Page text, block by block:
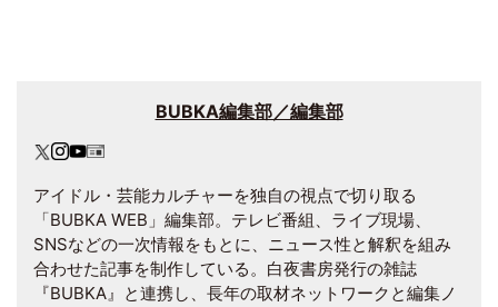
BUBKA編集部／編集部
アイドル・芸能カルチャーを独自の視点で切り取る
「BUBKA WEB」編集部。テレビ番組、ライブ現場、
SNSなどの一次情報をもとに、ニュース性と解釈を組み
合わせた記事を制作している。白夜書房発行の雑誌
『BUBKA』と連携し、長年の取材ネットワークと編集ノ